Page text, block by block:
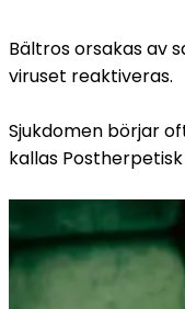
Bältros orsakas av
viruset reaktiveras.
Sjukdomen börjar
kallas